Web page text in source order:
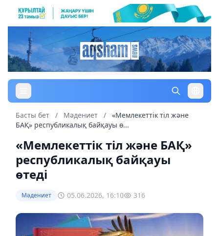
Басты бет / Мәдениет /
«Мемлекеттік тіл және
БАҚ» республикалық байқауы ө...
«Мемлекеттік тіл және БАҚ»
республикалық байқауы
өтеді
Мәдениет 05.06.2026, 16:10 316